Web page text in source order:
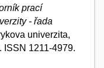
prací
- řada
univerzita,
ISSN 1211-4979.